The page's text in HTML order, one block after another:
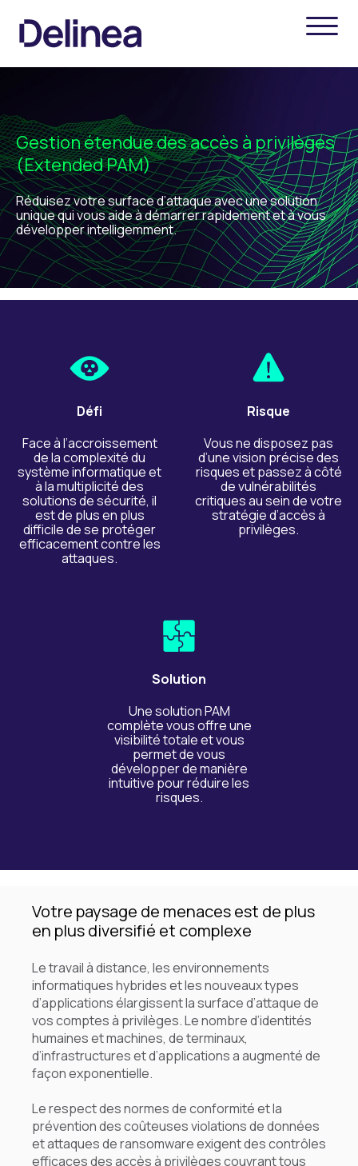
Gestion étendue des accès à privilèges
(Extended PAM)
Réduisez votre surface d’attaque avec une solution
unique qui vous aide à démarrer rapidement et à vous
développer intelligemment.
Défi
Face à l’accroissement
de la complexité du
système informatique et
à la multiplicité des
solutions de sécurité, il
est de plus en plus
difficile de se protéger
efficacement contre les
attaques.
Risque
Vous ne disposez pas
d’une vision précise des
risques et passez à côté
de vulnérabilités
critiques au sein de votre
stratégie d’accès à
privilèges.
Solution
Une solution PAM
complète vous offre une
visibilité totale et vous
permet de vous
développer de manière
intuitive pour réduire les
risques.
Votre paysage de menaces est de plus
en plus diversifié et complexe
Le travail à distance, les environnements
informatiques hybrides et les nouveaux types
d’applications élargissent la surface d’attaque de
vos comptes à privilèges. Le nombre d’identités
humaines et machines, de terminaux,
d’infrastructures et d’applications a augmenté de
façon exponentielle.
Le respect des normes de conformité et la
prévention des coûteuses violations de données
et attaques de ransomware exigent des contrôles
efficaces des accès à privilèges couvrant tous